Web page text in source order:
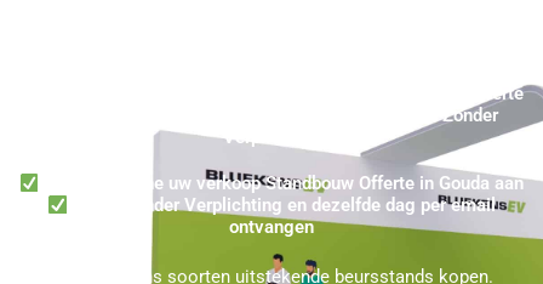
Standbouw Kopen in Gouda? Ontvang dezelfde dag een Offerte
in Gouda voor een Beursstand per email ★ 100% Zonder
Verplichting
Verzoek online uw verkoop Standbouw Offerte in Gouda aan
100% Zonder Verplichting en dezelfde dag per email
ontvangen
U kunt bij ons soorten uitstekende beursstands kopen.